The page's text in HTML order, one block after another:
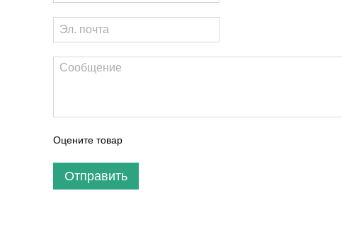
Оцените товар
Отправить